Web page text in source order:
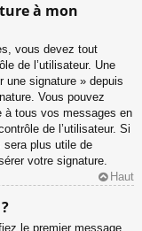
à mon
vous devez tout
de l’utilisateur. Une
une signature » depuis
Vous pouvez
à tous vos messages en
de l’utilisateur. Si
plus utile de
votre signature.
Haut
le premier message